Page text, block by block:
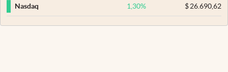
Nasdaq 1,30% $26.690,62